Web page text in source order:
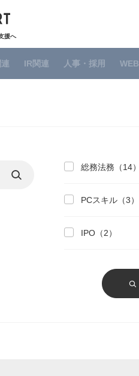
援へ
IR関連 人事・採用 WEB
総務法務（14）
PCスキル（3）
IPO（2）